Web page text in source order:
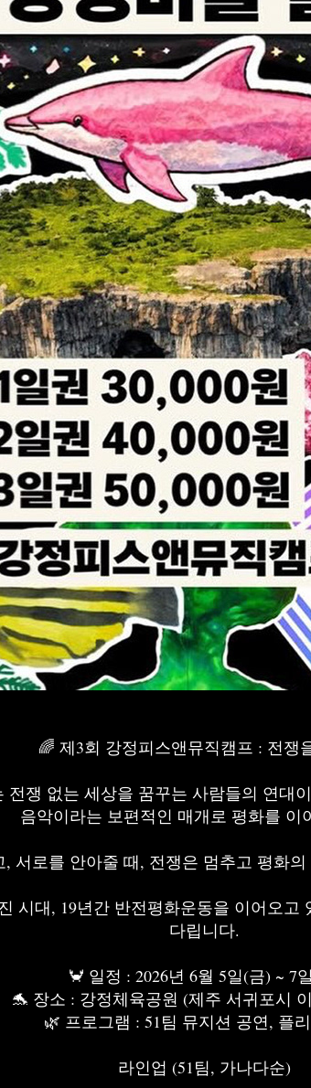
🌈 제3회 강정피스앤뮤직캠프 : 전쟁
전쟁 없는 세상을 꿈꾸는 사람들의 연대
음악이라는 보편적인 매개로 평화를 이
서로를 안아줄 때, 전쟁은 멈추고 평화
시대, 19년간 반전평화운동을 이어오고
다립니다.
🦀 일정 : 2026년 6월 5일(금) ~ 7
🐬 장소 : 강정체육공원 (제주 서귀포시
🌿 프로그램 : 51팀 뮤지션 공연, 플
라인업 (51팀, 가나다순)